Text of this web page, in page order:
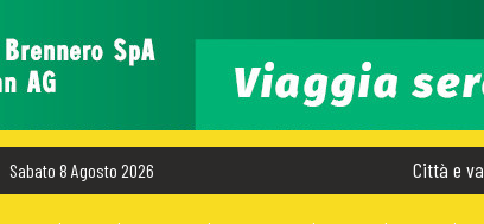
Sabato 8 Agosto 2026 Città e